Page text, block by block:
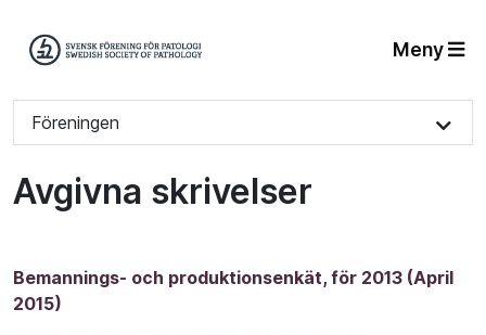
Meny
Föreningen
Avgivna skrivelser
Bemannings- och produktionsenkät, för 2013 (April
2015)